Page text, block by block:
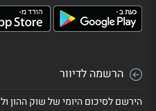
הרשמה לדיוור
הירשם לסיכום היומי של שוק ההון